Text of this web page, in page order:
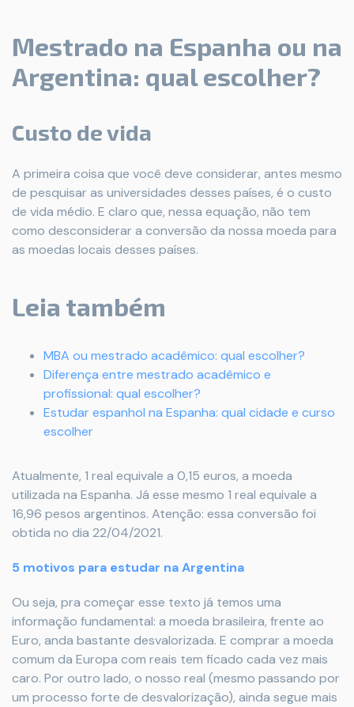
Mestrado na Espanha ou na
Argentina: qual escolher?
Custo de vida
A primeira coisa que você deve considerar, antes mesmo
de pesquisar as universidades desses países, é o custo
de vida médio. E claro que, nessa equação, não tem
como desconsiderar a conversão da nossa moeda para
as moedas locais desses países.
Leia também
MBA ou mestrado acadêmico: qual escolher?
Diferença entre mestrado acadêmico e
profissional: qual escolher?
Estudar espanhol na Espanha: qual cidade e curso
escolher
Atualmente, 1 real equivale a 0,15 euros, a moeda
utilizada na Espanha. Já esse mesmo 1 real equivale a
16,96 pesos argentinos. Atenção: essa conversão foi
obtida no dia 22/04/2021.
5 motivos para estudar na Argentina
Ou seja, pra começar esse texto já temos uma
informação fundamental: a moeda brasileira, frente ao
Euro, anda bastante desvalorizada. E comprar a moeda
comum da Europa com reais tem ficado cada vez mais
caro. Por outro lado, o nosso real (mesmo passando por
um processo forte de desvalorização), ainda segue mais